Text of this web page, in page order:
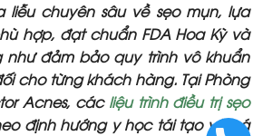
liễu chuyên sâu về sẹo mụn, lựa
hợp, đạt chuẩn FDA Hoa Kỳ và
như đảm bảo quy trình vô khuẩn
cho từng khách hàng. Tại Phòng
Acnes, các liệu trình điều trị sẹo
định hướng y học tái tạo và cá